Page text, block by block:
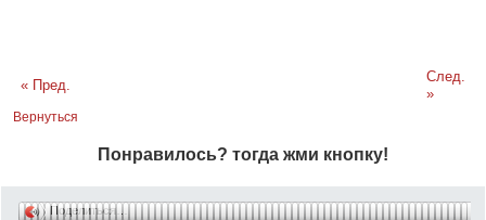
« Пред.
След.
»
Вернуться
Понравилось? тогда жми кнопку!
Поделиться…